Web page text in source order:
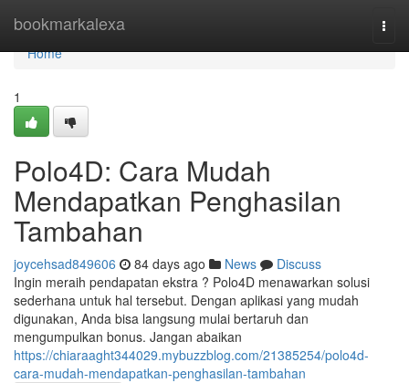
bookmarkalexa
Home
Home
1
Polo4D: Cara Mudah
Mendapatkan Penghasilan
Tambahan
joycehsad849606 84 days ago News
Discuss
Ingin meraih pendapatan ekstra ? Polo4D menawarkan solusi
sederhana untuk hal tersebut. Dengan aplikasi yang mudah
digunakan, Anda bisa langsung mulai bertaruh dan
mengumpulkan bonus. Jangan abaikan
https://chiaraaght344029.mybuzzblog.com/21385254/polo4d-
cara-mudah-mendapatkan-penghasilan-tambahan